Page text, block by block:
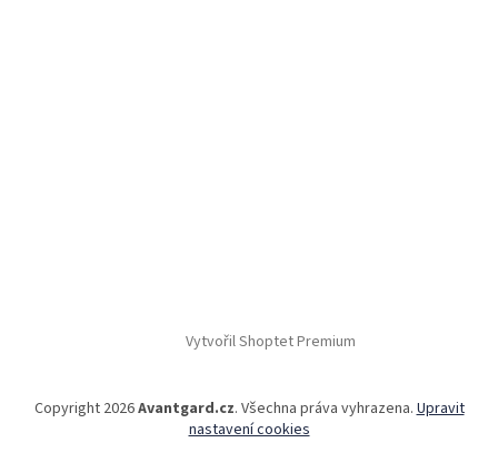
Vytvořil Shoptet Premium
Copyright 2026Avantgard.cz. Všechna práva vyhrazena. Upravit
nastavení cookies